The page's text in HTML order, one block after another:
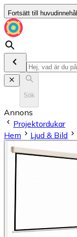
Fortsätt till huvudinnehåll
Sök
Annons
Projektordukar
Hem
Ljud & Bild